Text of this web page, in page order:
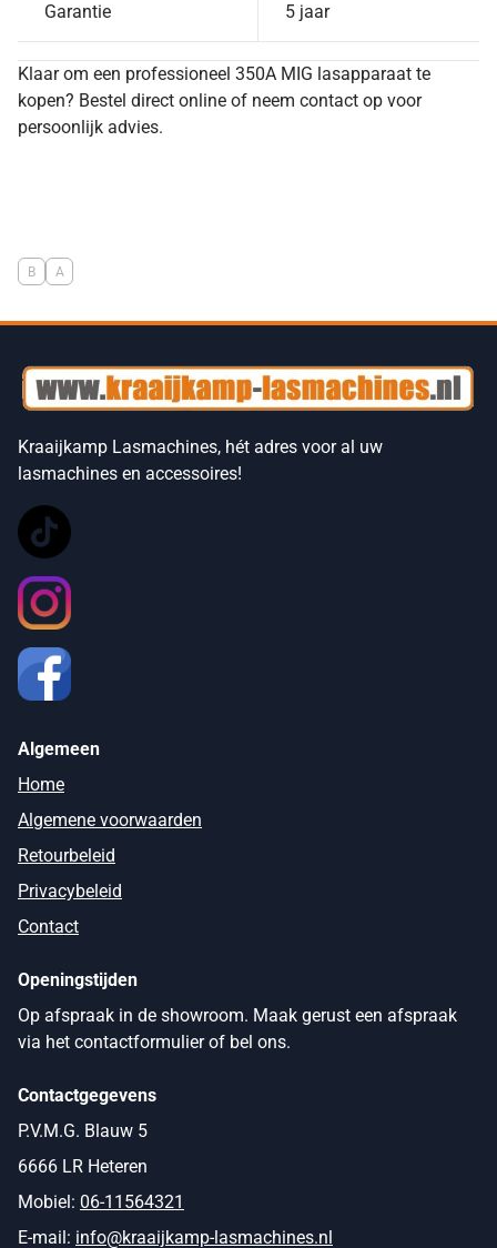
Garantie 5 jaar
Klaar om een professioneel 350A MIG lasapparaat te
kopen? Bestel direct online of neem contact op voor
persoonlijk advies.
B A
Kraaijkamp Lasmachines, hét adres voor al uw
lasmachines en accessoires!
Algemeen
Home
Algemene voorwaarden
Retourbeleid
Privacybeleid
Contact
Openingstijden
Op afspraak in de showroom. Maak gerust een afspraak
via het contactformulier of bel ons.
Contactgegevens
P.V.M.G. Blauw 5
6666 LR Heteren
Mobiel: 06-11564321
E-mail: info@kraaijkamp-lasmachines.nl